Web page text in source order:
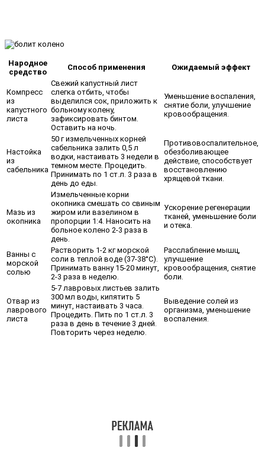
Народное
средство
Способ применения Ожидаемый эффект
Компресс
из
капустного
листа
Свежий капустный лист
слегка отбить, чтобы
выделился сок, приложить к
больному колену,
зафиксировать бинтом.
Оставить на ночь.
Уменьшение воспаления,
снятие боли, улучшение
кровообращения.
Настойка
из
сабельника
50 г измельченных корней
сабельника залить 0,5 л
водки, настаивать 3 недели в
темном месте. Процедить.
Принимать по 1 ст.л. 3 раза в
день до еды.
Противовоспалительное,
обезболивающее
действие, способствует
восстановлению
хрящевой ткани.
Мазь из
окопника
Измельченные корни
окопника смешать со свиным
жиром или вазелином в
пропорции 1:4. Наносить на
больное колено 2-3 раза в
день.
Ускорение регенерации
тканей, уменьшение боли
и отека.
Ванны с
морской
солью
Растворить 1-2 кг морской
соли в теплой воде (37-38°C).
Принимать ванну 15-20 минут,
2-3 раза в неделю.
Расслабление мышц,
улучшение
кровообращения, снятие
боли.
Отвар из
лаврового
листа
5-7 лавровых листьев залить
300 мл воды, кипятить 5
минут, настаивать 3 часа.
Процедить. Пить по 1 ст.л. 3
раза в день в течение 3 дней.
Повторить через неделю.
Выведение солей из
организма, уменьшение
воспаления.